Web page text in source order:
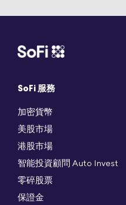
SoFi 服務
加密貨幣
美股市場
港股市場
智能投資顧問 Auto Invest
零碎股票
保證金